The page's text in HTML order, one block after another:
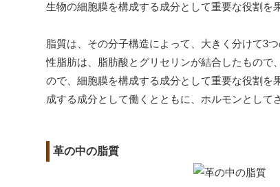
生物の細胞膜を構成する成分として重要な役割を
脂質は、その分子構造によって、大きく分けて3
性脂肪は、脂肪酸とグリセリンが結合したもので
ので、細胞膜を構成する成分として重要な役割
成する成分として働くとともに、ホルモンとして
革の中の脂質